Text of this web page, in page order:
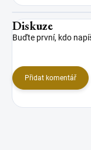
Diskuze
Buďte první, kdo
Přidat komentář